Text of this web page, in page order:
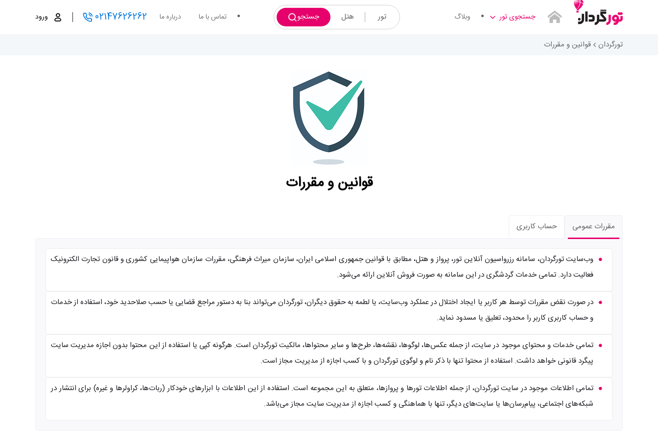
جستجوی تور وبلاگ تور هتل جستجو تماس با ما درباره ما 02147626262 ورود
تورگردان قوانین و مقررات
قوانین و مقررات
مقررات عمومی حساب کاربری
وب‌سایت تورگردان، سامانه رزرواسیون آنلاین تور، پرواز و هتل، مطابق با قوانین جمهوری اسلامی ایران، سازمان میراث فرهنگی، مقررات سازمان هواپیمایی کشوری و قانون تجارت الکترونیک
فعالیت دارد. تمامی خدمات گردشگری در این سامانه به صورت فروش آنلاین ارائه می‌شود.
در صورت نقض مقررات توسط هر کاربر یا ایجاد اختلال در عملکرد وب‌سایت، یا لطمه به حقوق دیگران، تورگردان می‌تواند بنا به دستور مراجع قضایی یا حسب صلاحدید خود، استفاده از خدمات
و حساب کاربری کاربر را محدود، تعلیق یا مسدود نماید.
تمامی خدمات و محتوای موجود در سایت، از جمله عکس‌ها، لوگوها، نقشه‌ها، طرح‌ها و سایر محتواها، مالکیت تورگردان است. هرگونه کپی یا استفاده از این محتوا بدون اجازه مدیریت سایت
پیگرد قانونی خواهد داشت. استفاده از محتوا تنها با ذکر نام و لوگوی تورگردان و با کسب اجازه از مدیریت مجاز است.
تمامی اطلاعات موجود در سایت تورگردان، از جمله اطلاعات تورها و پروازها، متعلق به این مجموعه است. استفاده از این اطلاعات با ابزارهای خودکار (ربات‌ها، کراولرها و غیره) برای انتشار در
شبکه‌های اجتماعی، پیام‌رسان‌ها یا سایت‌های دیگر، تنها با هماهنگی و کسب اجازه از مدیریت سایت مجاز می‌باشد.